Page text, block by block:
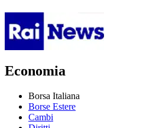
Economia
Borsa Italiana
Borse Estere
Cambi